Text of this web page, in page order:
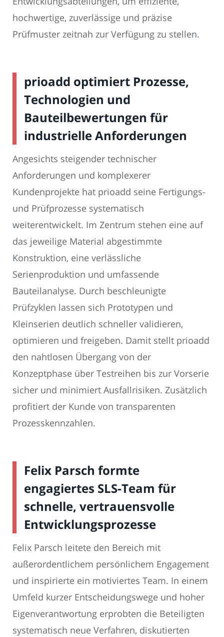
hochwertige, zuverlässige und präzise
Prüfmuster zeitnah zur Verfügung zu stellen.
prioadd optimiert Prozesse,
Technologien und
Bauteilbewertungen für
industrielle Anforderungen
Angesichts steigender technischer
Anforderungen und komplexerer
Kundenprojekte hat prioadd seine Fertigungs-
und Prüfprozesse systematisch
weiterentwickelt. Im Zentrum stehen eine auf
das jeweilige Material abgestimmte
Konstruktion, eine verlässliche
Serienproduktion und umfassende
Bauteilanalyse. Durch beschleunigte
Prüfzyklen lassen sich Prototypen und
Kleinserien deutlich schneller validieren,
optimieren und freigeben. Damit stellt prioadd
den nahtlosen Übergang von der
Konzeptphase über Testreihen bis zur Vorserie
sicher und minimiert Ausfallrisiken. Zusätzlich
profitiert der Kunde von transparenten
Prozesskennzahlen.
Felix Parsch formte
engagiertes SLS-Team für
schnelle, vertrauensvolle
Entwicklungsprozesse
Felix Parsch leitete den Bereich mit
außerordentlichem persönlichem Engagement
und inspirierte ein motiviertes Team. In einem
Umfeld kurzer Entscheidungswege und hoher
Eigenverantwortung erprobten die Beteiligten
systematisch neue Verfahren, diskutierten